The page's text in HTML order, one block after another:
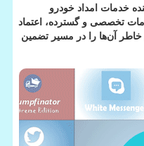
خدمات امداد خودرو
تخصصی و گسترده، اعتماد
خاطر آن‌ها را در مسیر تضمین